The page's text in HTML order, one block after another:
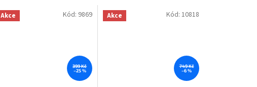
Akce
399 Kč
–25 %
Kód: 9869 Akce
749 Kč
–6 %
Kód: 10818